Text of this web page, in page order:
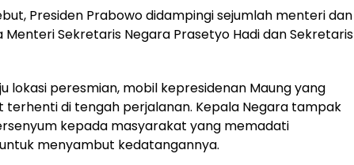
Presiden Prabowo didampingi sejumlah menteri dan
Sekretaris Negara Prasetyo Hadi dan Sekretaris
lokasi peresmian, mobil kepresidenan Maung yang
terhenti di tengah perjalanan. Kepala Negara tampak
kepada masyarakat yang memadati
menyambut kedatangannya.